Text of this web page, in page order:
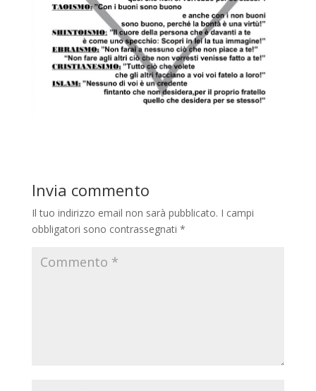
Invia commento
Il tuo indirizzo email non sarà pubblicato. I campi
obbligatori sono contrassegnati *